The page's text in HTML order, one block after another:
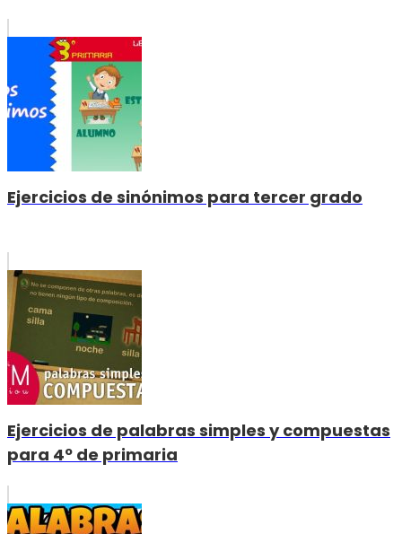
Ejercicios de sinónimos para tercer grado
Ejercicios de palabras simples y compuestas
para 4º de primaria